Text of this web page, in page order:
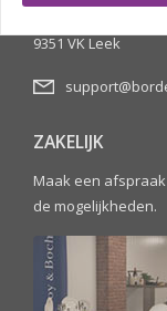
9351 VK Leek
ZAKELIJK
Maak een
de mogelijkheden.